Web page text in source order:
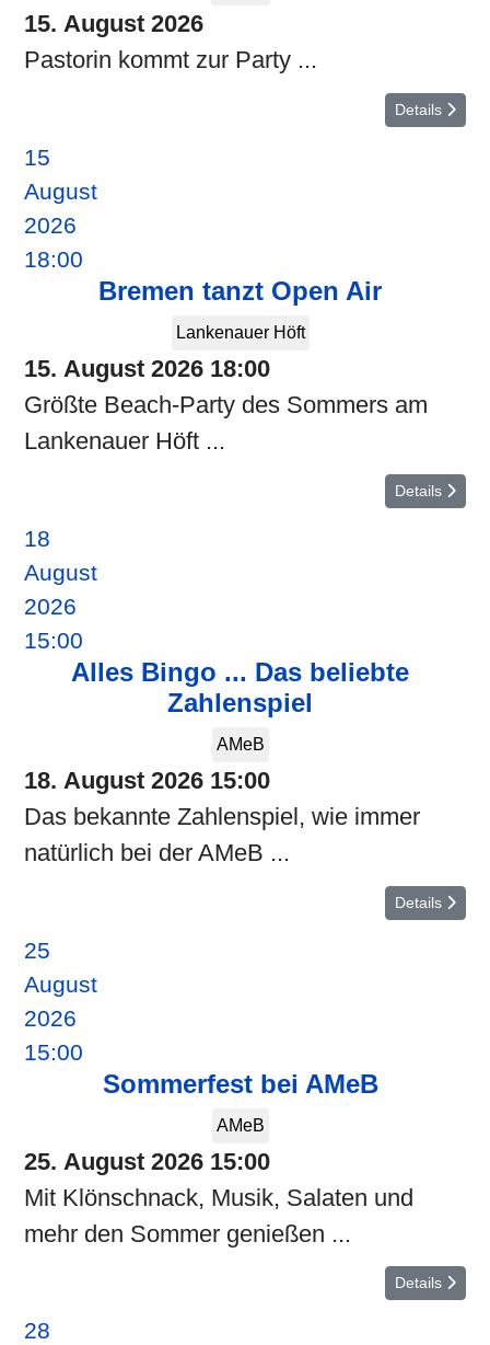
15. August 2026
Pastorin kommt zur Party ...
Details
15
August
2026
18:00
Bremen tanzt Open Air
Lankenauer Höft
15. August 2026 18:00
Größte Beach-Party des Sommers am
Lankenauer Höft ...
Details
18
August
2026
15:00
Alles Bingo ... Das beliebte
Zahlenspiel
AMeB
18. August 2026 15:00
Das bekannte Zahlenspiel, wie immer
natürlich bei der AMeB ...
Details
25
August
2026
15:00
Sommerfest bei AMeB
AMeB
25. August 2026 15:00
Mit Klönschnack, Musik, Salaten und
mehr den Sommer genießen ...
Details
28